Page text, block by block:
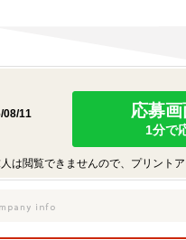
08/11
応募
1分で
は閲覧できませんので、プリントア